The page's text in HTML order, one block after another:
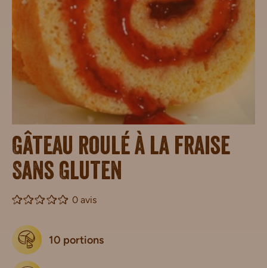
Gâteau roulé à la fraise
Sans Gluten
0 avis
10 portions